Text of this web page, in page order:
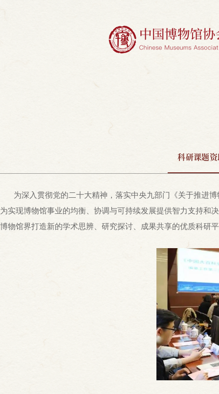
科研课题
为深入贯彻党的二十大精神，落实中央九部门《关于推进
为实现博物馆事业的均衡、协调与可持续发展提供智力支持和
博物馆界打造新的学术思辨、研究探讨、成果共享的优质科研